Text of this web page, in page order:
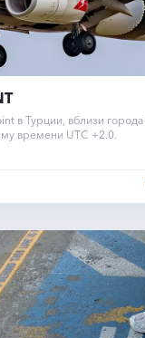
в Турции, вблизи
времени UTC +2.0.